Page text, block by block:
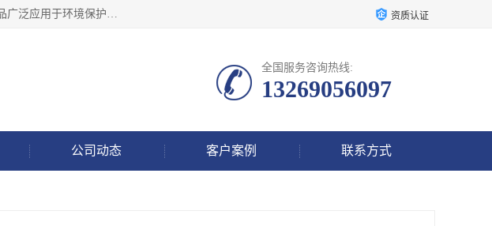
北京鸿泰顺达科技有限公司主要经营电子产品、机械设备、通讯设备、五金、交电等电子机械类产品；产品广泛应用于环境保护、石油化工、电力电子、冶金建筑、煤炭、农业、卫生防疫、教育科研等行业。并成功的与各地环境监测站、污水处理厂、卷烟厂、电厂、高校、科学院所、卫生防疫部门、煤矿、石化厂等用户建立了密切的合作关系。 资质认证
全国服务咨询热线:
13269056097
公司动态 客户案例 联系方式